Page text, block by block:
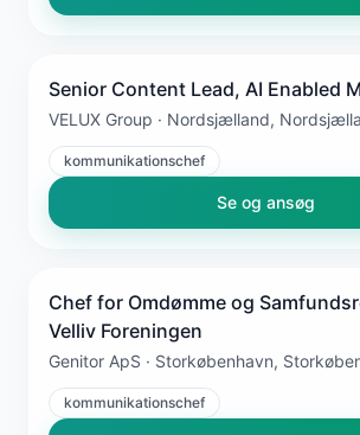
Senior Content Lead, AI Enabled
VELUX Group · Nordsjælland,
kommunikationschef
Se og ansøg
Chef for Omdømme og
Velliv Foreningen
Genitor ApS · Storkøbenhavn,
kommunikationschef